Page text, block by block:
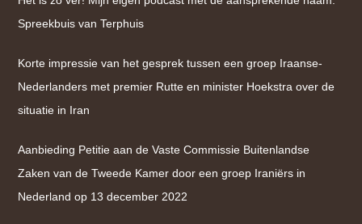
Spreekbuis van Terphuis
Korte impressie van het gesprek tussen een groep Iraanse-
Nederlanders met premier Rutte en minister Hoekstra over de
situatie in Iran
Aanbieding Petitie aan de Vaste Commissie Buitenlandse
Zaken van de Tweede Kamer door een groep Iraniërs in
Nederland op 13 december 2022